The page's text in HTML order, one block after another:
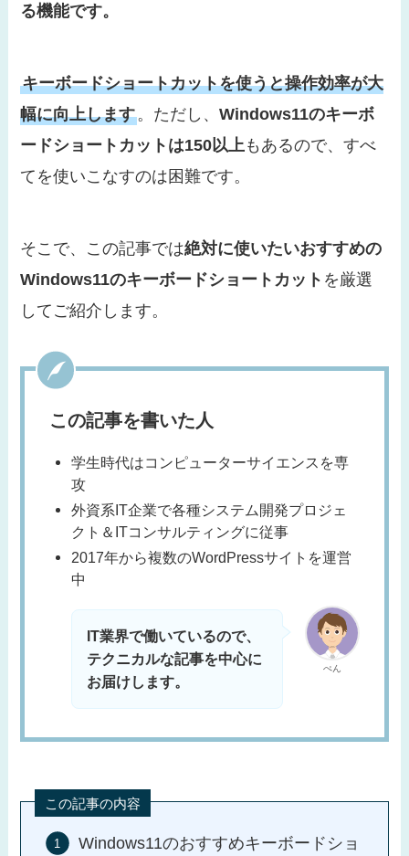
る機能です。
キーボードショートカットを使うと操作効率が大
幅に向上します。ただし、Windows11のキーボ
ードショートカットは150以上 もあるので、すべ
てを使いこなすのは困難です。
そこで、この記事では絶対に使いたいおすすめの
Windows11のキーボードショートカット を厳選
してご紹介します。
この記事を書いた人
学生時代はコンピューターサイエンスを専
攻
外資系IT企業で各種システム開発プロジェ
クト＆ITコンサルティングに従事
2017年から複数のWordPressサイトを運営
中
ぺん
IT業界で働いているので、
テクニカルな記事を中心に
お届けします。
この記事の内容
Windows11のおすすめキーボードショ